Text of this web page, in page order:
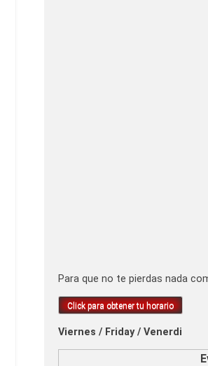
Para que no te pierdas nada
Click para obtener tu horario
Viernes / Friday / Venerdi